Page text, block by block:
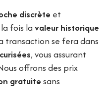
discrète et
fois lavaleur historique
transaction se fera dans
, vous assurant
offrons des prix
gratuite sans